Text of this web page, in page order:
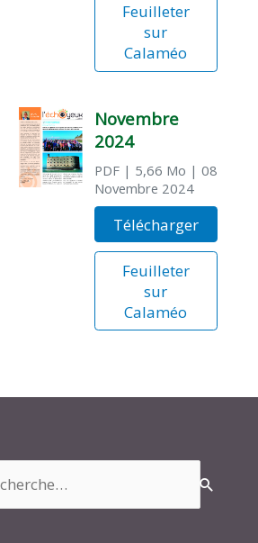
Feuilleter
sur
Calaméo
Novembre
2024
PDF| 5,66 Mo | 08
Novembre 2024
Télécharger
Feuilleter
sur
Calaméo